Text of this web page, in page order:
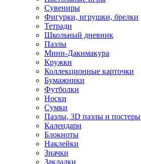
Сувениры
Фигурки, игрушки, брелки
Тетради
Школьный дневник
Пазлы
Мини-Дакимакура
Кружки
Коллекционные карточки
Бумажники
Футболки
Носки
Сумки
Пазлы, 3D пазлы и постеры
Календари
Блокноты
Наклейки
Значки
Закладки